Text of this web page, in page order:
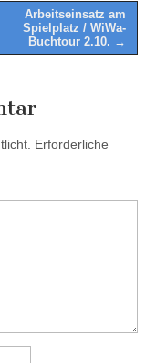
Arbeitseinsatz am
Spielplatz / WiWa-
Buchtour 2.10. →
Erforderliche